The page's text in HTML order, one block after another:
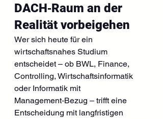
DACH‑Raum an der
Realität vorbeigehen
Wer sich heute für ein
wirtschaftsnahes Studium
entscheidet – ob BWL, Finance,
Controlling, Wirtschaftsinformatik
oder Informatik mit
Management‑Bezug – trifft eine
Entscheidung mit langfristigen